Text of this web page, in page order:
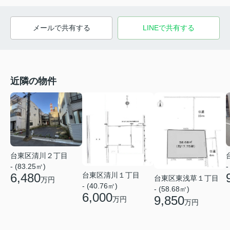
メールで共有する LINEで共有する
近隣の物件
台東区清川２丁目
- (83.25㎡)
6,480万円
台東区清川１丁目
- (40.76㎡)
6,000万円
台東区東浅草１丁目
- (58.68㎡)
9,850万円
-